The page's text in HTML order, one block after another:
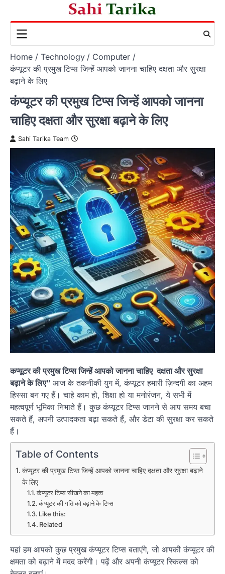
content
Home Technology
Computer
कंप्यूटर की प्रमुख टिप्स जिन्हें आपको जानना चाहिए दक्षता और सुरक्षा
बढ़ाने के लिए
कंप्यूटर की प्रमुख टिप्स जिन्हें आपको जानना
चाहिए दक्षता और सुरक्षा बढ़ाने के लिए
Sahi Tarika Team
कप्यूटर की प्रमुख टिप्स जिन्हें आपको जानना चाहिए दक्षता और सुरक्षा
बढ़ाने के लिए” आज के तकनीकी युग में, कंप्यूटर हमारी ज़िन्दगी का अहम
हिस्सा बन गए हैं। चाहे काम हो, शिक्षा हो या मनोरंजन, ये सभी में
महत्वपूर्ण भूमिका निभाते हैं। कुछ कंप्यूटर टिप्स जानने से आप समय बचा
सकते हैं, अपनी उत्पादकता बढ़ा सकते हैं, और डेटा की सुरक्षा कर सकते
हैं।
Table of Contents
कंप्यूटर की प्रमुख टिप्स जिन्हें आपको जानना चाहिए दक्षता और सुरक्षा बढ़ाने
के लिए
कंप्यूटर टिप्स सीखने का महत्व
कंप्यूटर की गति को बढ़ाने के टिप्स
Like this:
Related
यहां हम आपको कुछ प्रमुख कंप्यूटर टिप्स बताएंगे, जो आपकी कंप्यूटर की
क्षमता को बढ़ाने में मदद करेंगी। पढ़ें और अपनी कंप्यूटर स्किल्स को